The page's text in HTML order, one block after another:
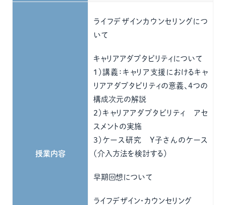
授業内容
ライフデザインカウンセリングにつ
いて
キャリアアダプタビリティについて
１）講義：キャリア支援におけるキャ
リアアダプタビリティの意義、4つの
構成次元の解説
２）キャリアアダプタビリティ アセ
スメントの実施
３）ケース研究 Y子さんのケース
（介入方法を検討する）
早期回想について
ライフデザイン・カウンセリング